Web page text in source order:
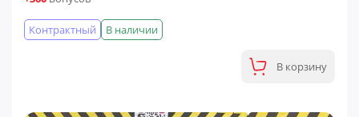
В наличии
Контрактный
В корзину